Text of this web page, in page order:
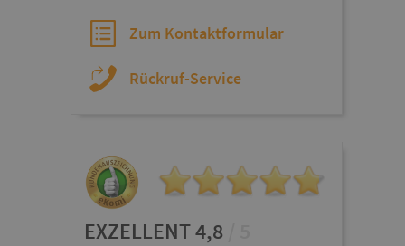
Zum Kontaktformular
Rückruf-Service
EXZELLENT 4,8